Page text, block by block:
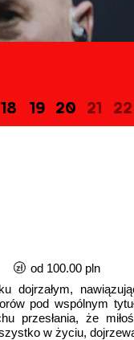
18 19 20 21 22
od 100.00 pln
dojrzałym,
pod wspólnym
przesłania, że
w życiu,